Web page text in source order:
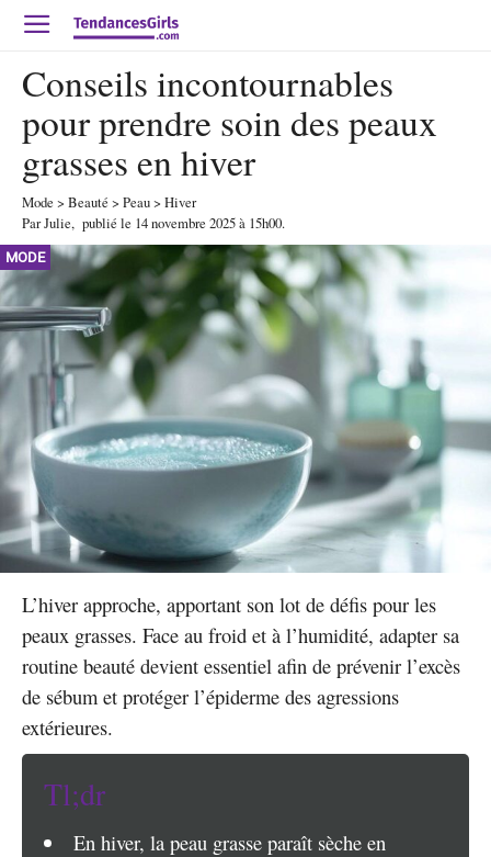
Conseils incontournables
pour prendre soin des peaux
grasses en hiver
Mode > Beauté > Peau> Hiver
ParJulie, publié le 14 novembre 2025à 15h00.
MODE
L’hiver approche, apportant son lot de défis pour les
peaux grasses. Face au froid et à l’humidité, adapter sa
routine beauté devient essentiel afin de prévenir l’excès
de sébum et protéger l’épiderme des agressions
extérieures.
Tl;dr
En hiver, la peau grasse paraît sèche en